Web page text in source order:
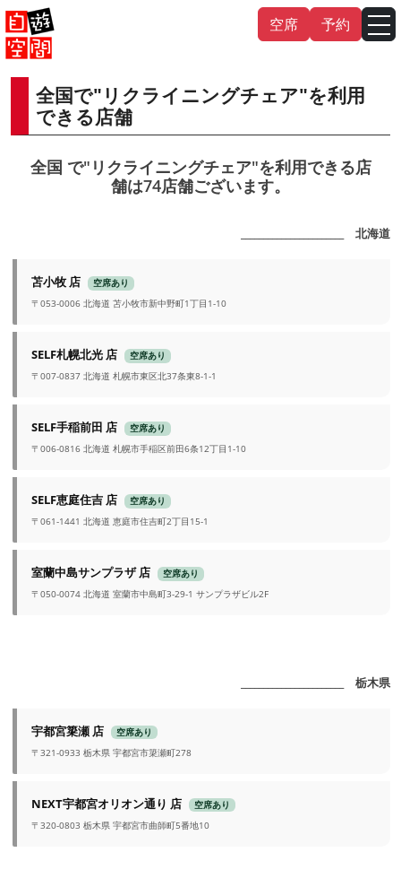
Skip
to
content
空席 予約
全国で"リクライニングチェア"を利用
できる店舗
全国 で"リクライニングチェア"を利用できる店
舗は74店舗ございます。
_______________________ 北海道
苫小牧 店
空席あり
〒053-0006 北海道 苫小牧市新中野町1丁目1-10
SELF札幌北光 店
空席あり
〒007-0837 北海道 札幌市東区北37条東8-1-1
SELF手稲前田 店
空席あり
〒006-0816 北海道 札幌市手稲区前田6条12丁目1-10
SELF恵庭住吉 店
空席あり
〒061-1441 北海道 恵庭市住吉町2丁目15-1
室蘭中島サンプラザ 店
空席あり
〒050-0074 北海道 室蘭市中島町3-29-1 サンプラザビル2F
_______________________ 栃木県
宇都宮簗瀬 店
空席あり
〒321-0933 栃木県 宇都宮市簗瀬町278
NEXT宇都宮オリオン通り 店
空席あり
〒320-0803 栃木県 宇都宮市曲師町5番地10
English 中文（繁 體 ） 中文（简体 ）
한국어